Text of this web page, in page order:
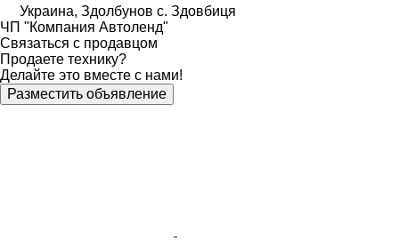
Украина, Здолбунов с. Здовбиця
ЧП "Компания Автоленд"
Связаться с продавцом
Продаете технику?
Делайте это вместе с нами!
Разместить объявление